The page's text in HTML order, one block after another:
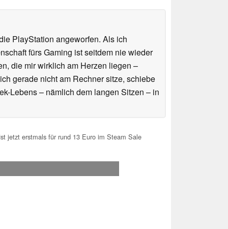
PlayStation angeworfen. Als ich
fürs Gaming ist seitdem nie wieder
die mir wirklich am Herzen liegen –
gerade nicht am Rechner sitze, schiebe
Lebens – nämlich dem langen Sitzen – in
jetzt erstmals für rund 13 Euro im Steam Sale